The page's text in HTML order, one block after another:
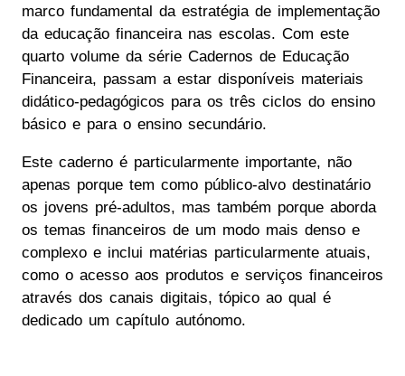
marco fundamental da estratégia de implementação
da educação financeira nas escolas. Com este
quarto volume da série Cadernos de Educação
Financeira, passam a estar disponíveis materiais
didático-pedagógicos para os três ciclos do ensino
básico e para o ensino secundário.
Este caderno é particularmente importante, não
apenas porque tem como público-alvo destinatário
os jovens pré-adultos, mas também porque aborda
os temas financeiros de um modo mais denso e
complexo e inclui matérias particularmente atuais,
como o acesso aos produtos e serviços financeiros
através dos canais digitais, tópico ao qual é
dedicado um capítulo autónomo.